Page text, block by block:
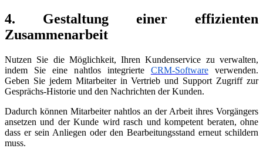
4. Gestaltung einer effizienten
Zusammenarbeit
Nutzen Sie die Möglichkeit, Ihren Kundenservice zu verwalten,
indem Sie eine nahtlos integrierte CRM-Softwareverwenden.
Geben Sie jedem Mitarbeiter in Vertrieb und Support Zugriff zur
Gesprächs-Historie und den Nachrichten der Kunden.
Dadurch können Mitarbeiter nahtlos an der Arbeit ihres Vorgängers
ansetzen und der Kunde wird rasch und kompetent beraten, ohne
dass er sein Anliegen oder den Bearbeitungsstand erneut schildern
muss.